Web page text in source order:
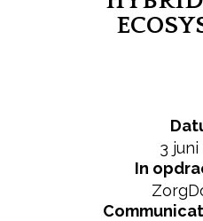
3 juni
In